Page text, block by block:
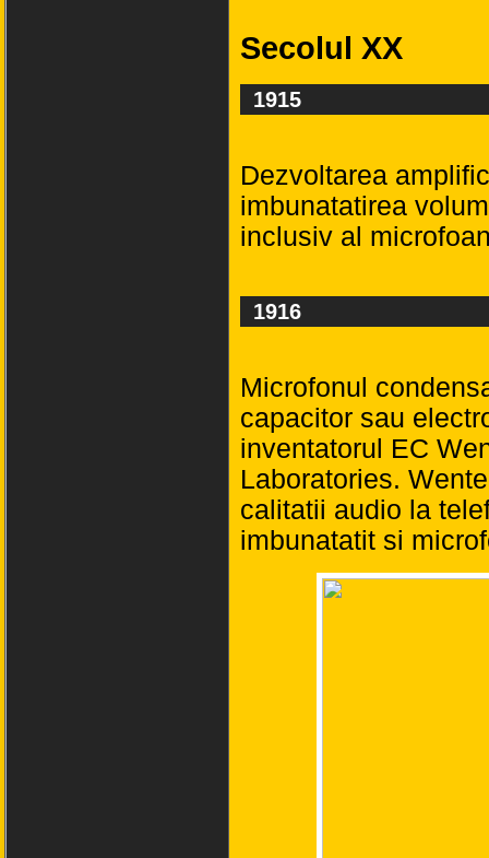
Secolul XX
1915
Dezvoltarea
imbunatatirea
inclusiv al
1916
Microfonul
capacitor sau
inventatorul EC
Laboratories.
calitatii audio la
imbunatatit si